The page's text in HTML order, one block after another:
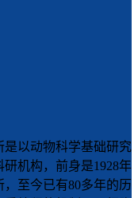
以动物科学基础研究
机构，前身是1928年
至今已有80多年的历